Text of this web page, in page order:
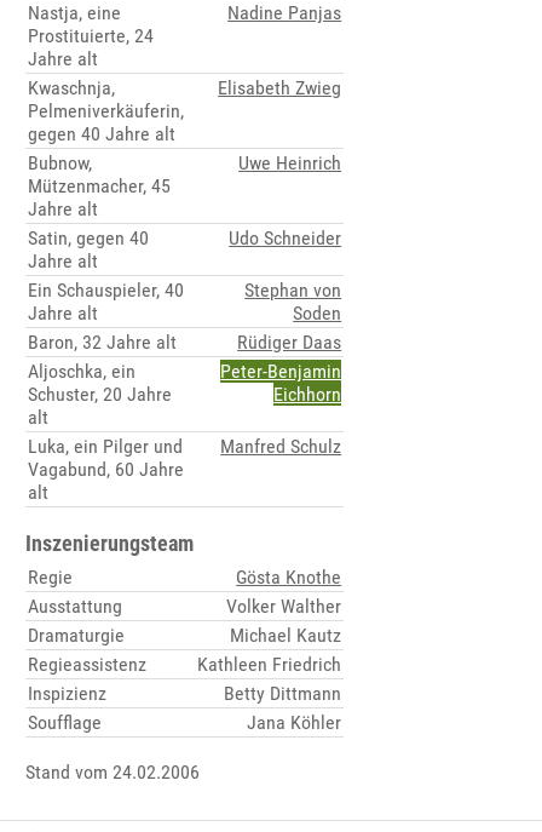
Nastja, eine
Prostituierte, 24
Jahre alt
Nadine Panjas
Kwaschnja,
Pelmeniverkäuferin,
gegen 40 Jahre alt
Elisabeth Zwieg
Bubnow,
Mützenmacher, 45
Jahre alt
Uwe Heinrich
Satin, gegen 40
Jahre alt
Udo Schneider
Ein Schauspieler, 40
Jahre alt
Stephan von
Soden
Baron, 32 Jahre alt
Rüdiger Daas
Aljoschka, ein
Schuster, 20 Jahre
alt
Peter-Benjamin
Eichhorn
Luka, ein Pilger und
Vagabund, 60 Jahre
alt
Manfred Schulz
Inszenierungsteam
Regie
Gösta Knothe
Ausstattung
Volker Walther
Dramaturgie
Michael Kautz
Regieassistenz
Kathleen Friedrich
Inspizienz
Betty Dittmann
Soufflage
Jana Köhler
Stand vom 24.02.2006